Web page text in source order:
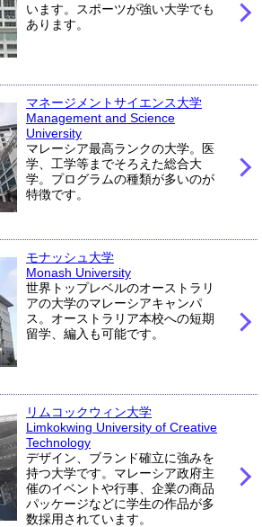
います。スポーツが強い大学でも
あります。
マネージメントサイエンス大学
Management and Science
University
マレーシア最高ランクの大学。医
学、工学等までそろえた総合大
学。プログラムの種類が多いのが
特徴です。
モナッシュ大学
Monash University
世界トップレベルのオーストラリ
アの大学のマレーシアキャンパ
ス。オーストラリア本校への短期
留学、編入も可能です。
リムコックウィン大学
Limkokwing University of Creative
Technology
デザイン、ブランド確立に強みを
持つ大学です。マレーシア政府主
催のイベントや行事、企業の商品
パッケージなどに学生の作品が多
数採用されています。